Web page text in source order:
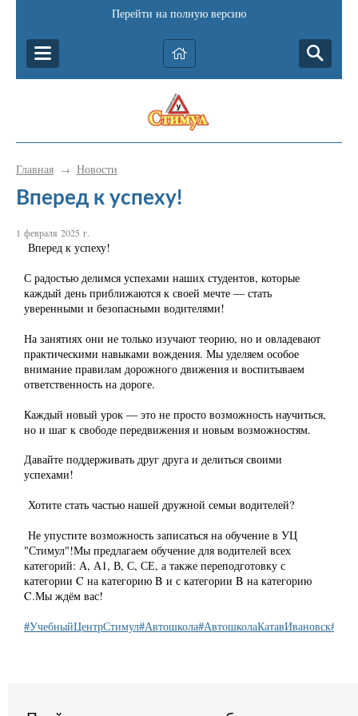
Перейти на полную версию
Главная → Новости
Вперед к успеху!
1 февраля 2025 г.
Вперед к успеху!
С радостью делимся успехами наших студентов, которые
каждый день приближаются к своей мечте — стать
уверенными и безопасными водителями!
На занятиях они не только изучают теорию, но и овладевают
практическими навыками вождения. Мы уделяем особое
внимание правилам дорожного движения и воспитываем
ответственность на дороге.
Каждый новый урок — это не просто возможность научиться,
но и шаг к свободе передвижения и новым возможностям.
Давайте поддерживать друг друга и делиться своими
успехами!
Хотите стать частью нашей дружной семьи водителей?
Не упустите возможность записаться на обучение в УЦ
"Стимул"!Мы предлагаем обучение для водителей всех
категорий: А, А1, В, С, СЕ, а также переподготовку с
категории C на категорию B и с категории B на категорию
C.Мы ждём вас!
#УчебныйЦентрСтимул#Автошкола#АвтошколаКатавИвановск